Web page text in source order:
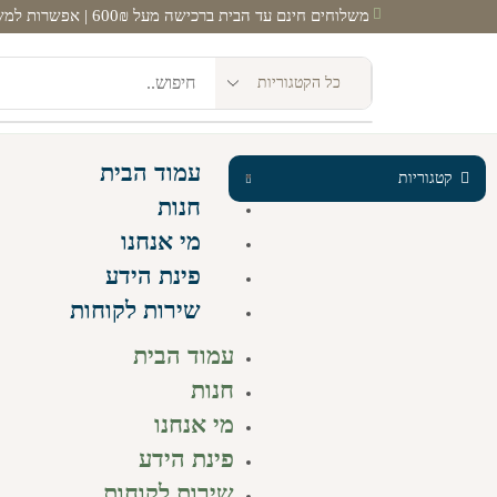
משלוחים חינם עד הבית ברכישה מעל 600₪ | אפשרות למשלוח מהיום להיום! |
קטגוריות
עמוד הבית
חנות
מי אנחנו
פינת הידע
שירות לקוחות
עמוד הבית
חנות
מי אנחנו
פינת הידע